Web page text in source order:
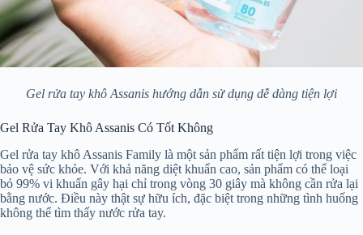
Gel rửa tay khô Assanis hướng dẫn sử dụng dễ dàng tiện lợi
Gel Rửa Tay Khô Assanis Có Tốt Không
Gel rửa tay khô Assanis Family là một sản phẩm rất tiện lợi trong việc
bảo vệ sức khỏe. Với khả năng diệt khuẩn cao, sản phẩm có thể loại
bỏ 99% vi khuẩn gây hại chỉ trong vòng 30 giây mà không cần rửa lại
bằng nước. Điều này thật sự hữu ích, đặc biệt trong những tình huống
không thể tìm thấy nước rửa tay.